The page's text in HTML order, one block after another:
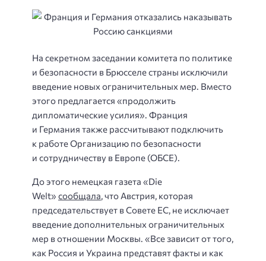
На секретном заседании комитета по политике
и безопасности в Брюсселе страны исключили
введение новых ограничительных мер. Вместо
этого предлагается «продолжить
дипломатические усилия». Франция
и Германия также рассчитывают подключить
к работе Организацию по безопасности
и сотрудничеству в Европе (ОБСЕ).
До этого немецкая газета «Die
Welt» сообщала, что Австрия, которая
председательствует в Совете ЕС, не исключает
введение дополнительных ограничительных
мер в отношении Москвы. «Все зависит от того,
как Россия и Украина представят факты и как